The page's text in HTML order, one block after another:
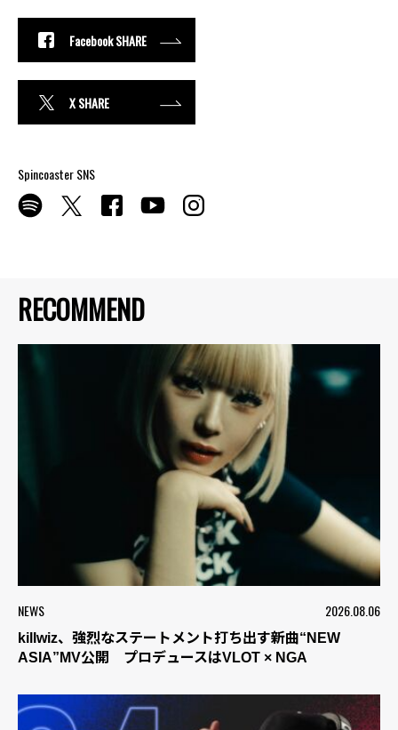
RECOMMEND
NEWS 2026.08.06
killwiz、強烈なステートメント打ち出す新曲“NEW
ASIA”MV公開 プロデュースはVLOT × NGA
Facebook SHARE
X SHARE
Spincoaster SNS